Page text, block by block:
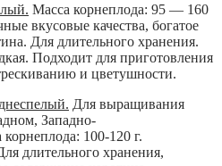
Масса корнеплода: 95 — 160
вкусовые качества, богатое
Для длительного хранения.
Подходит для приготовления
и цветушности.
Для выращивания
Западно-
100-120 г.
длительного хранения,